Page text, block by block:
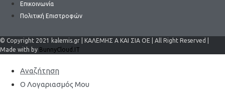
Επικοινωνία
Πολιτική Επιστροφών
© Copyright 2021 kalemis.gr | ΚΑΛΕΜΗΣ Α ΚΑΙ ΣΙΑ ΟΕ | All Right Reserved |
Made with by BunnyCloud.IT
Αναζήτηση
Ο Λογαριασμός Μου